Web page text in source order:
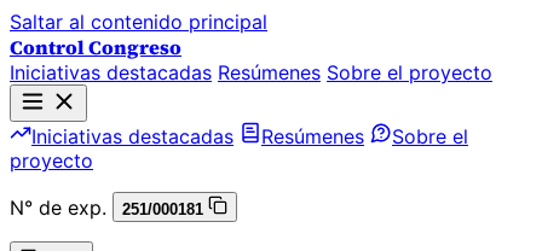
Saltar al contenido principal
Control Congreso
Iniciativas destacadas Resúmenes Sobre el proyecto
Iniciativas destacadas Resúmenes
Sobre el
proyecto
N° de exp.
251/000181